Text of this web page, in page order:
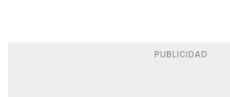
PUBLICIDAD